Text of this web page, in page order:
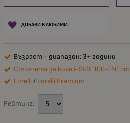
ДОБАВИ В ЛЮБИМИ
Възраст - диапазон: 3+ години
Столчета за кола i-SIZE 100-150 cm
Lorelli/ Lorelli Premium
Рейтинг: